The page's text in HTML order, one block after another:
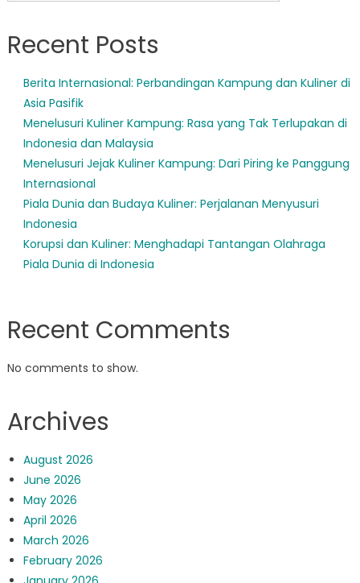
Recent Posts
Berita Internasional: Perbandingan Kampung dan Kuliner di
Asia Pasifik
Menelusuri Kuliner Kampung: Rasa yang Tak Terlupakan di
Indonesia dan Malaysia
Menelusuri Jejak Kuliner Kampung: Dari Piring ke Panggung
Internasional
Piala Dunia dan Budaya Kuliner: Perjalanan Menyusuri
Indonesia
Korupsi dan Kuliner: Menghadapi Tantangan Olahraga
Piala Dunia di Indonesia
Recent Comments
No comments to show.
Archives
August 2026
June 2026
May 2026
April 2026
March 2026
February 2026